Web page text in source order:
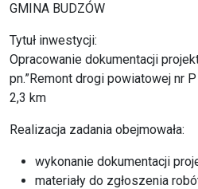
GMINA BUDZÓW
Tytuł inwestycji:
Opracowanie dokumentacji
pn.”Remont drogi powiatowej nr
2,3 km
Realizacja zadania obejmowała:
wykonanie dokumentacji
materiały do zgłoszenia